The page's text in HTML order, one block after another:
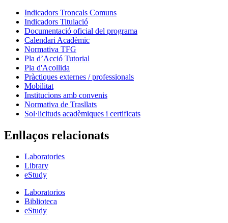
Indicadors Troncals Comuns
Indicadors Titulació
Documentació oficial del programa
Calendari Acadèmic
Normativa TFG
Pla d’Acció Tutorial
Pla d'Acollida
Pràctiques externes / professionals
Mobilitat
Institucions amb convenis
Normativa de Trasllats
Sol·licituds acadèmiques i certificats
Enllaços relacionats
Laboratories
Library
eStudy
Laboratorios
Biblioteca
eStudy